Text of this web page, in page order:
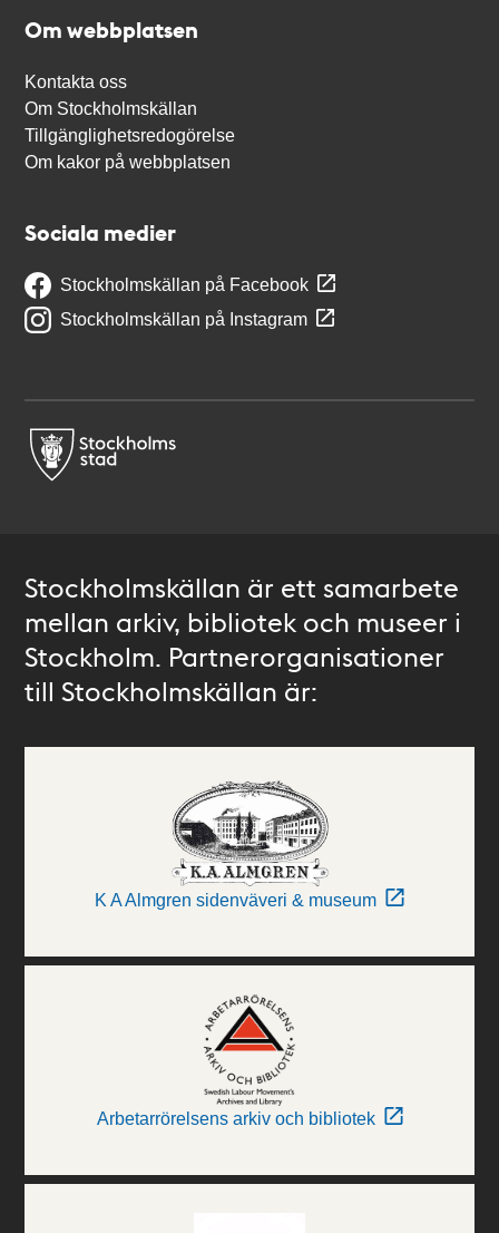
Om webbplatsen
Kontakta oss
Om Stockholmskällan
Tillgänglighetsredogörelse
Om kakor på webbplatsen
Sociala medier
Stockholmskällan på Facebook
Stockholmskällan på Instagram
Stockholmskällan är ett samarbete
mellan arkiv, bibliotek och museer i
Stockholm. Partnerorganisationer
till Stockholmskällan är:
K A Almgren sidenväveri & museum
Arbetarrörelsens arkiv och bibliotek